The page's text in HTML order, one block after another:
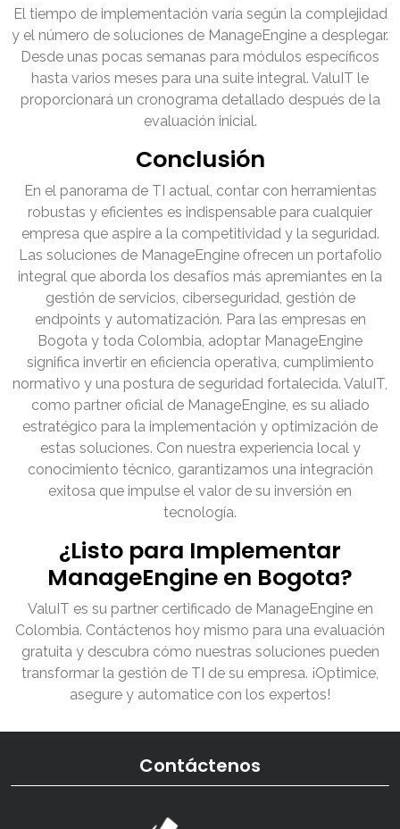
El tiempo de implementación varía según la complejidad
y el número de soluciones de ManageEngine a desplegar.
Desde unas pocas semanas para módulos específicos
hasta varios meses para una suite integral. ValuIT le
proporcionará un cronograma detallado después de la
evaluación inicial.
Conclusión
En el panorama de TI actual, contar con herramientas
robustas y eficientes es indispensable para cualquier
empresa que aspire a la competitividad y la seguridad.
Las soluciones de ManageEngine ofrecen un portafolio
integral que aborda los desafíos más apremiantes en la
gestión de servicios, ciberseguridad, gestión de
endpoints y automatización. Para las empresas en
Bogota y toda Colombia, adoptar ManageEngine
significa invertir en eficiencia operativa, cumplimiento
normativo y una postura de seguridad fortalecida. ValuIT,
como partner oficial de ManageEngine, es su aliado
estratégico para la implementación y optimización de
estas soluciones. Con nuestra experiencia local y
conocimiento técnico, garantizamos una integración
exitosa que impulse el valor de su inversión en
tecnología.
¿Listo para Implementar
ManageEngine en Bogota?
ValuIT es su partner certificado de ManageEngine en
Colombia. Contáctenos hoy mismo para una evaluación
gratuita y descubra cómo nuestras soluciones pueden
transformar la gestión de TI de su empresa. ¡Optimice,
asegure y automatice con los expertos!
Contáctenos